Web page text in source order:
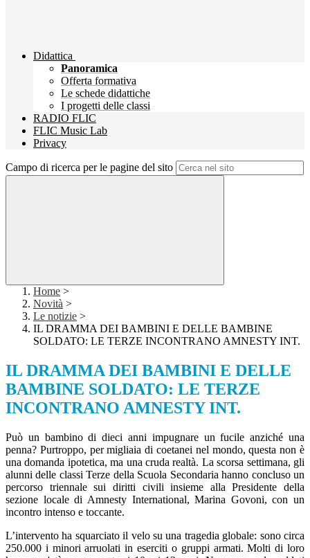
Didattica
Panoramica
Offerta formativa
Le schede didattiche
I progetti delle classi
RADIO FLIC
FLIC Music Lab
Privacy
Campo di ricerca per le pagine del sito
Home >
Novità >
Le notizie >
IL DRAMMA DEI BAMBINI E DELLE BAMBINE
SOLDATO: LE TERZE INCONTRANO AMNESTY INT.
IL DRAMMA DEI BAMBINI E DELLE
BAMBINE SOLDATO: LE TERZE
INCONTRANO AMNESTY INT.
Può un bambino di dieci anni impugnare un fucile anziché una
penna? Purtroppo, per migliaia di coetanei nel mondo, questa non è
una domanda ipotetica, ma una cruda realtà. La scorsa settimana, gli
alunni delle classi Terze della Scuola Secondaria hanno concluso un
percorso triennale sui diritti civili insieme alla Presidente della
sezione locale di Amnesty International, Marina Govoni, con un
incontro intenso e toccante.
L’intervento ha squarciato il velo su una tragedia globale: sono circa
250.000 i minori arruolati in eserciti o gruppi armati. Molti di loro